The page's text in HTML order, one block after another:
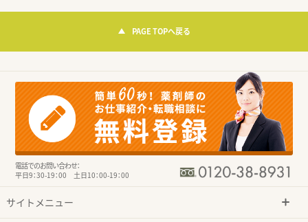
PAGE TOPへ戻る
電話でのお問い合わせ：
平日9：30-19：00 土日10：00-19：00
サイトメニュー